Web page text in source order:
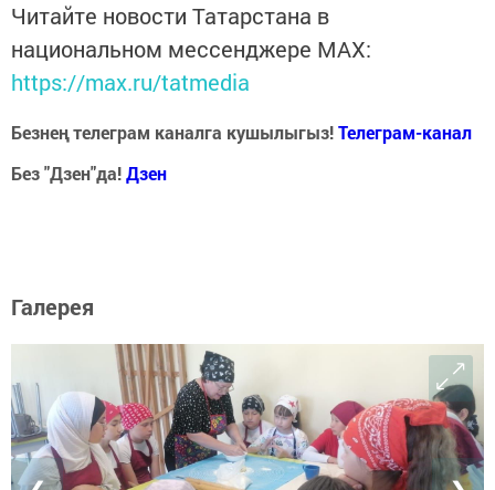
Читайте новости Татарстана в
национальном мессенджере MАХ:
https://max.ru/tatmedia
Безнең телеграм каналга кушылыгыз!Телеграм-канал
Без "Дзен"да!Дзен
Галерея